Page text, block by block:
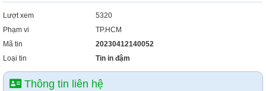
Lượt xem
5320
Phạm vi
TP.HCM
Mã tin
20230412140052
Loại tin
Tin in đậm
Thông tin liên hệ